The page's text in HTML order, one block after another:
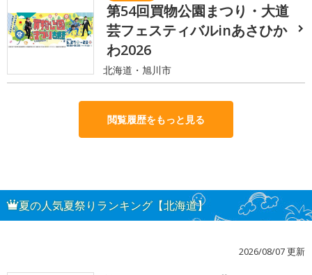
第54回買物公園まつり・大道
芸フェスティバルinあさひか
わ2026
北海道・旭川市
閲覧履歴をもっと見る
夏の人気夏祭りランキング【北海道】
2026/08/07 更新